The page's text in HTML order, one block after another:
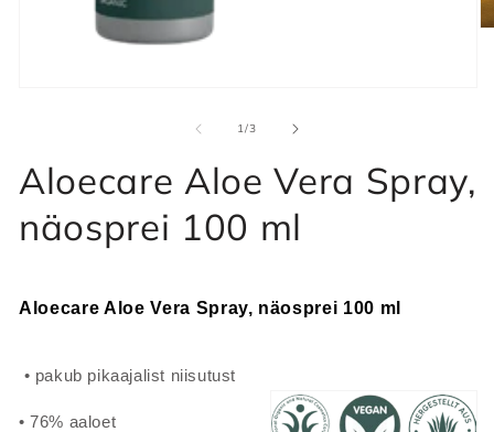
1/3
Aloecare Aloe Vera Spray,
näosprei 100 ml
Aloecare Aloe Vera Spray, näosprei 100 ml
• pakub pikaajalist niisutust
• 76% aaloet